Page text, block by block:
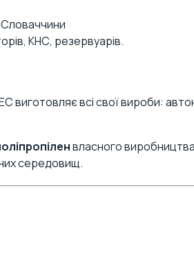
КНС, резервуарів.
виготовляє всі свої вироби:
власного
середовищ.